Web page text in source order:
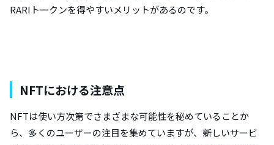
RARIトークンを得やすいメリットがあるのです。
NFTにおける注意点
NFTは使い方次第でさまざまな可能性を秘めていることか
ら、多くのユーザーの注目を集めていますが、新しいサービ